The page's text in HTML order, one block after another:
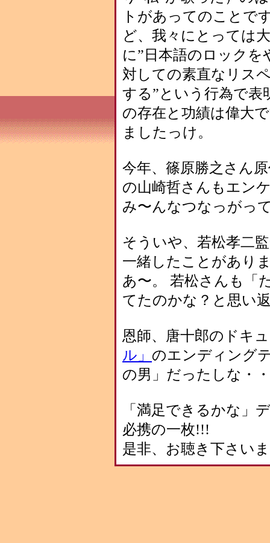
トがあってのことで
ど、我々にとっては
に”日本語のロック
対しての素直なリス
する”という行為で
の存在と功績は偉大
ましたっけ。
今年、篠原勝之さん
の山崎哲さんもエン
み〜んなつなっがっ
そういや、若松孝二
一緒したことがあり
あ〜。 若松さんも「
てたのかな？と思い
恩師、唐十郎のドキ
ル」 のエンディング
の男」だったしな・
「満足できるかな」
必携の一枚!!!
是非、お聴き下さい